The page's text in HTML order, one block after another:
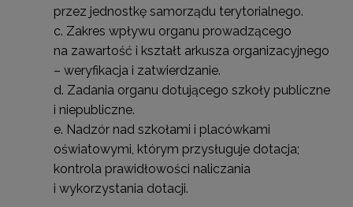
przez jednostkę samorządu terytorialnego.
Zakres wpływu organu prowadzącego
na zawartość i kształt arkusza organizacyjnego
– weryfikacja i zatwierdzanie.
Zadania organu dotującego szkoły publiczne
i niepubliczne.
Nadzór nad szkołami i placówkami
oświatowymi, którym przysługuje dotacja;
kontrola prawidłowości naliczania
i wykorzystania dotacji.